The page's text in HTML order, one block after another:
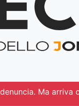
Ma arriva